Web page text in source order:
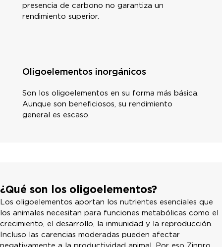
presencia de carbono no garantiza un
rendimiento superior.
Oligoelementos inorgánicos
Son los oligoelementos en su forma más básica.
Aunque son beneficiosos, su rendimiento
general es escaso.
¿Qué son los oligoelementos?
Los oligoelementos aportan los nutrientes esenciales que
los animales necesitan para funciones metabólicas como el
crecimiento, el desarrollo, la inmunidad y la reproducción.
Incluso las carencias moderadas pueden afectar